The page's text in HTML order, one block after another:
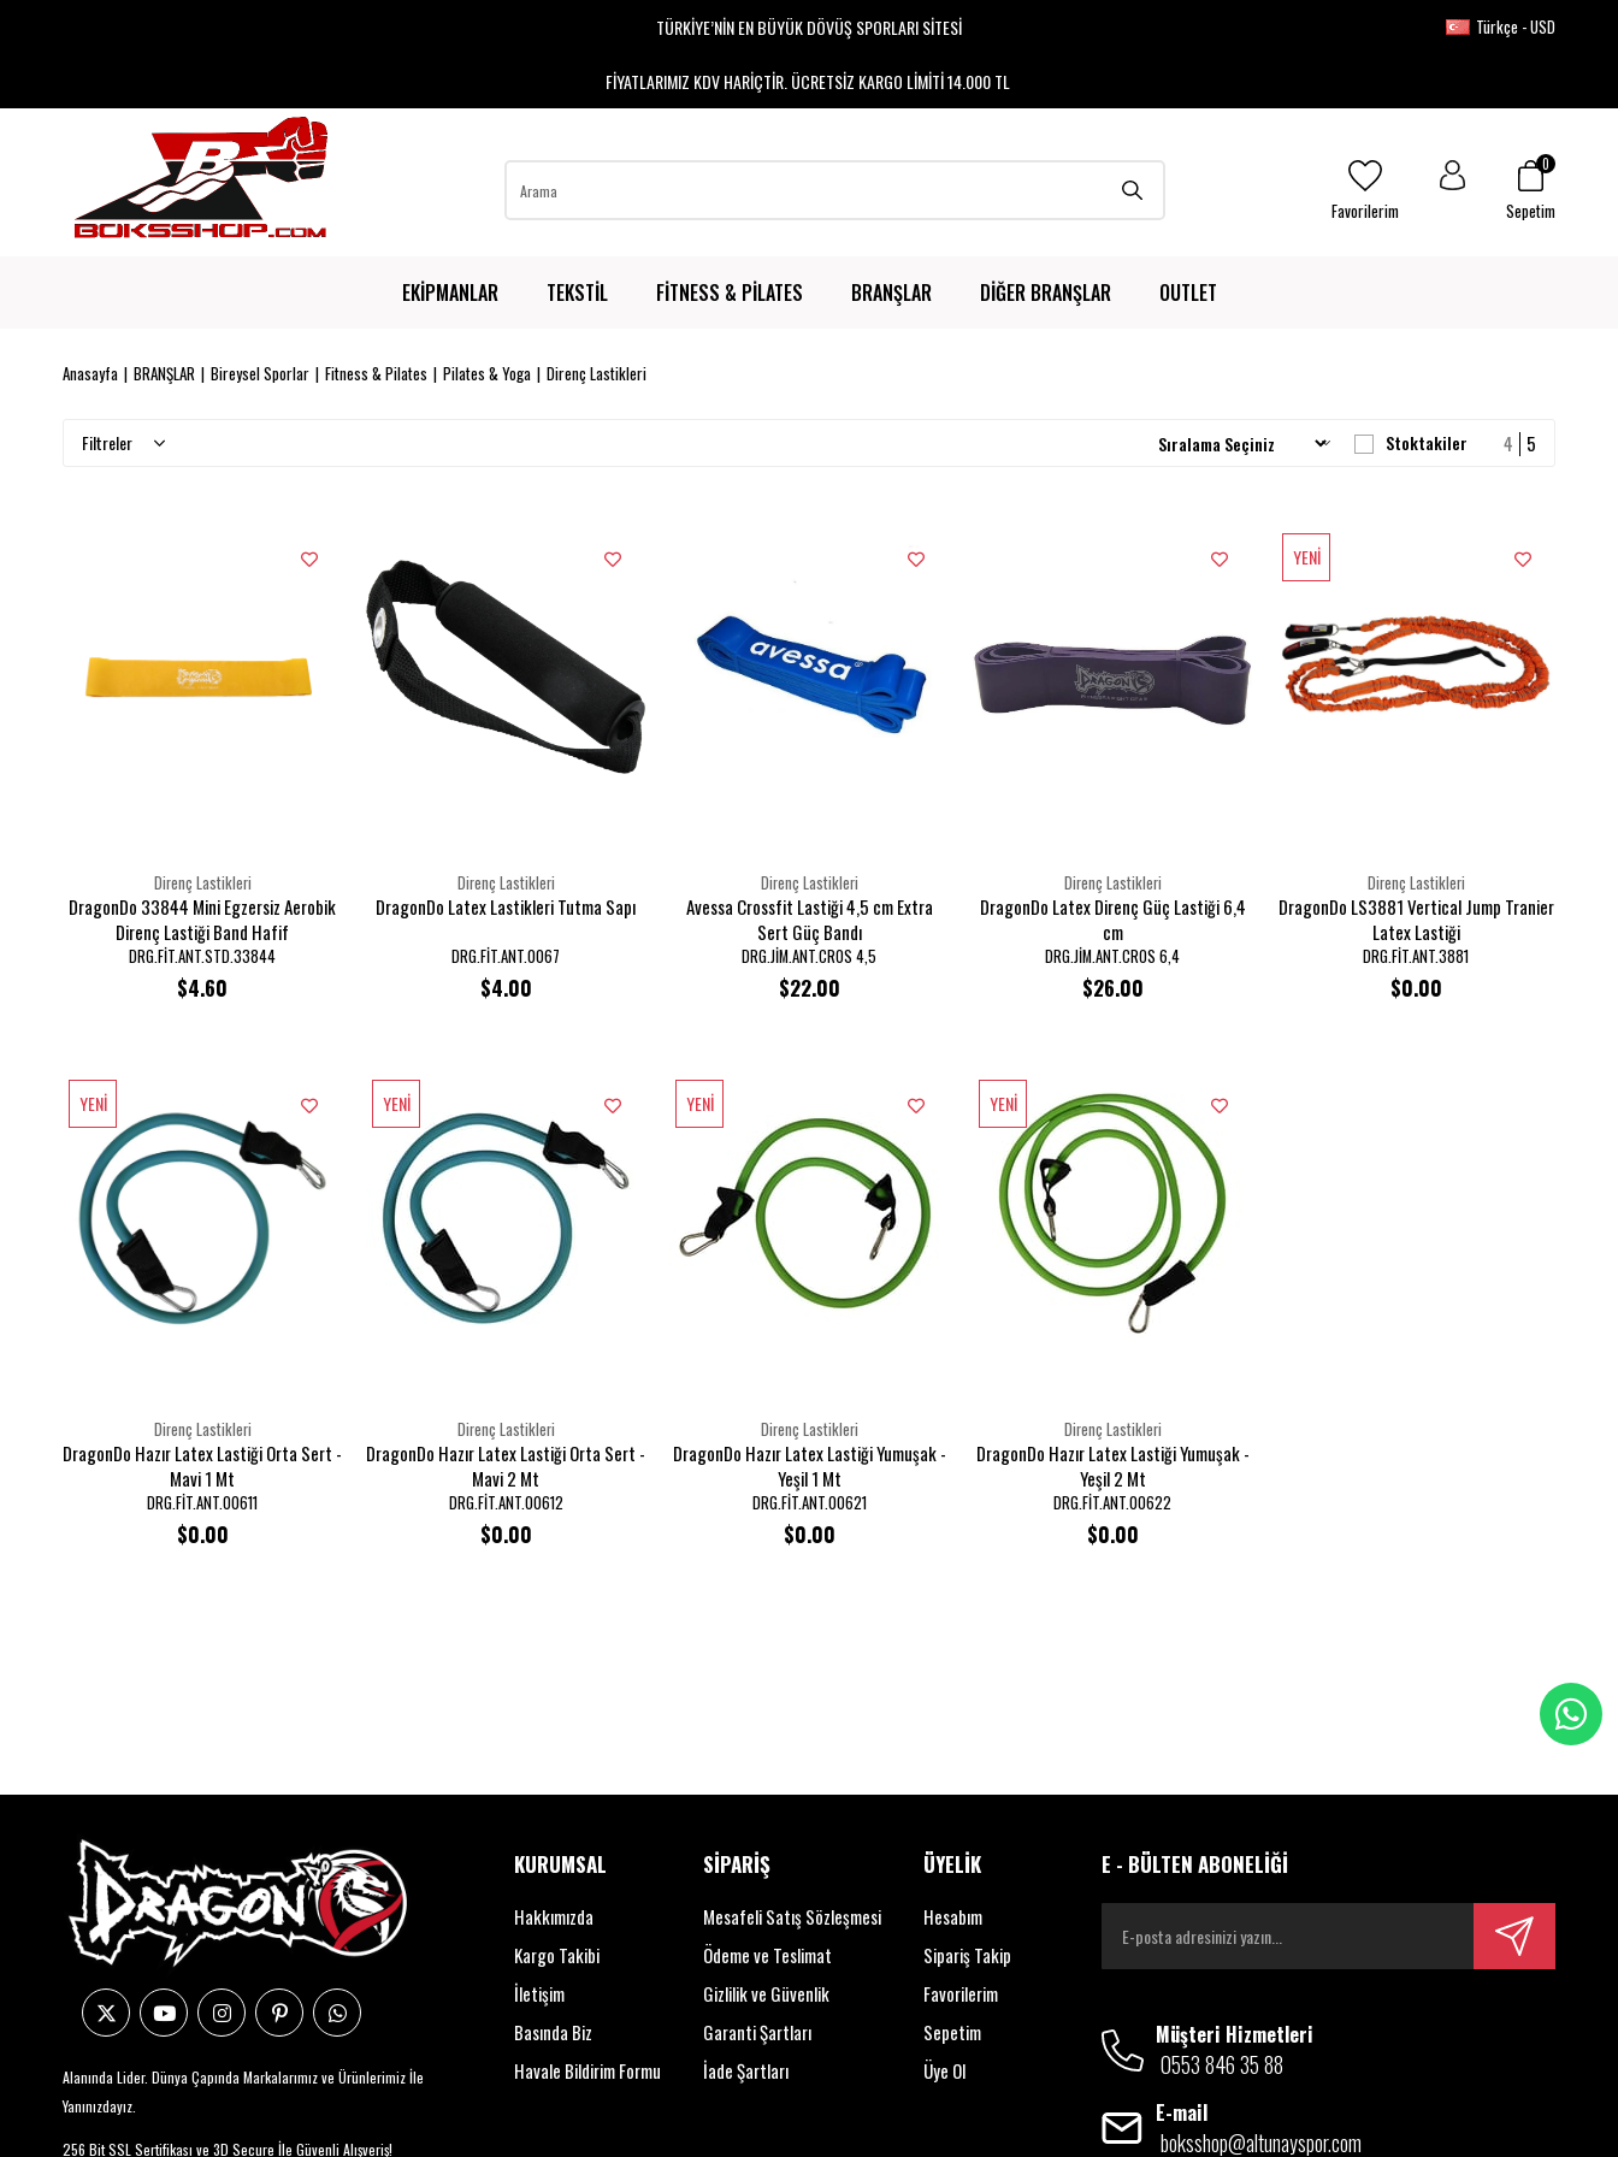
TÜRKİYE’NİN EN BÜYÜK DÖVÜŞ SPORLARI SİTESİ
FİYATLARIMIZ KDV HARİÇTİR. ÜCRETSİZ KARGO LİMİTİ 14.000 TL
Türkçe - USD
Sepetim
0
Favorilerim
EKİPMANLAR TEKSTİL FİTNESS & PİLATES BRANŞLAR DİĞER BRANŞLAR OUTLET
Anasayfa BRANŞLAR Bireysel Sporlar Fitness & Pilates Pilates & Yoga Direnç Lastikleri
Filtreler Stoktakiler
Direnç Lastikleri
DragonDo 33844 Mini Egzersiz Aerobik
Direnç Lastiği Band Hafif
DRG.FİT.ANT.STD.33844
$4.60
Direnç Lastikleri
DragonDo Latex Lastikleri Tutma Sapı
DRG.FİT.ANT.0067
$4.00
Direnç Lastikleri
Avessa Crossfit Lastiği 4,5 cm Extra
Sert Güç Bandı
DRG.JİM.ANT.CROS 4,5
$22.00
Direnç Lastikleri
DragonDo Latex Direnç Güç Lastiği 6,4
cm
DRG.JİM.ANT.CROS 6,4
$26.00
Direnç Lastikleri
DragonDo LS3881 Vertical Jump Tranier
Latex Lastiği
DRG.FİT.ANT.3881
$0.00
YENI
Direnç Lastikleri
DragonDo Hazır Latex Lastiği Orta Sert -
Mavi 1 Mt
DRG.FİT.ANT.00611
$0.00
YENI
ÜRÜN
Direnç Lastikleri
DragonDo Hazır Latex Lastiği Orta Sert -
Mavi 2 Mt
DRG.FİT.ANT.00612
$0.00
YENI
ÜRÜN
Direnç Lastikleri
DragonDo Hazır Latex Lastiği Yumuşak -
Yeşil 1 Mt
DRG.FİT.ANT.00621
$0.00
YENI
Direnç Lastikleri
DragonDo Hazır Latex Lastiği Yumuşak -
Yeşil 2 Mt
DRG.FİT.ANT.00622
$0.00
YENI
ÜRÜN
Alanında Lider. Dünya Çapında Markalarımız ve Ürünlerimiz İle
Yanınızdayız.
256 Bit SSL Sertifikası ve 3D Secure İle Güvenli Alışveriş!
KURUMSAL
Hakkımızda
Kargo Takibi
İletişim
Basında Biz
Havale Bildirim Formu
SİPARİŞ
Mesafeli Satış Sözleşmesi
Ödeme ve Teslimat
Gizlilik ve Güvenlik
Garanti Şartları
İade Şartları
ÜYELİK
Hesabım
Sipariş Takip
Favorilerim
Sepetim
Üye Ol
E - BÜLTEN ABONELİĞİ
Müşteri Hizmetleri
0553 846 35 88
E-mail
boksshop@altunayspor.com